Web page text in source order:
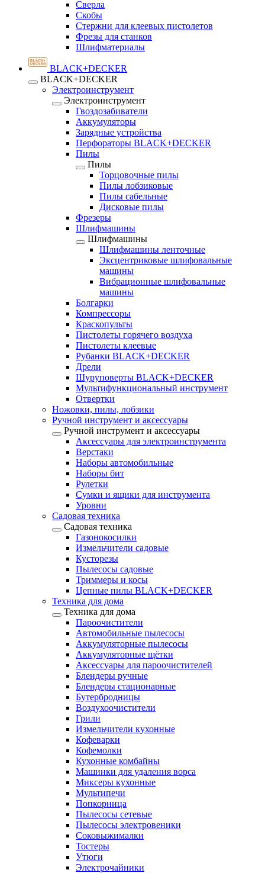
Сверла
Скобы
Стержни для клеевых пистолетов
Фрезы для станков
Шлифматериалы
BLACK+DECKER
BLACK+DECKER
Электроинструмент
Электроинструмент
Гвоздозабиватели
Аккумуляторы
Зарядные устройства
Перфораторы BLACK+DECKER
Пилы
Пилы
Торцовочные пилы
Пилы лобзиковые
Пилы сабельные
Дисковые пилы
Фрезеры
Шлифмашины
Шлифмашины
Шлифмашины ленточные
Эксцентриковые шлифовальные
машины
Вибрационные шлифовальные
машины
Болгарки
Компрессоры
Краскопульты
Пистолеты горячего воздуха
Пистолеты клеевые
Рубанки BLACK+DECKER
Дрели
Шуруповерты BLACK+DECKER
Мультифункциональный инструмент
Отвертки
Ножовки, пилы, лобзики
Ручной инструмент и аксессуары
Ручной инструмент и аксессуары
Аксессуары для электроинструмента
Верстаки
Наборы автомобильные
Наборы бит
Рулетки
Сумки и ящики для инструмента
Уровни
Садовая техника
Садовая техника
Газонокосилки
Измельчители садовые
Кусторезы
Пылесосы садовые
Триммеры и косы
Цепные пилы BLACK+DECKER
Техника для дома
Техника для дома
Пароочистители
Автомобильные пылесосы
Аккумуляторные пылесосы
Аккумуляторные щётки
Аксессуары для пароочистителей
Блендеры ручные
Блендеры стационарные
Бутербродницы
Воздухоочистители
Грили
Измельчители кухонные
Кофеварки
Кофемолки
Кухонные комбайны
Машинки для удаления ворса
Миксеры кухонные
Мультипечи
Попкорница
Пылесосы сетевые
Пылесосы электровеники
Соковыжималки
Тостеры
Утюги
Электрочайники